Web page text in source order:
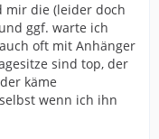
mir die (leider doch
ggf. warte ich
oft mit Anhänger
sind top, der
käme
wenn ich ihn